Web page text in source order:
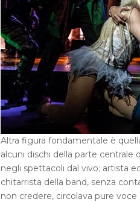
Altra figura fondamentale è
alcuni dischi della parte centrale
negli spettacoli dal vivo; artista
chitarrista della band, senza
non credere, circolava pure